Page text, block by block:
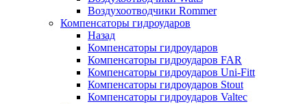
Воздухоотводчики Rommer
Компенсаторы гидроударов
Назад
Компенсаторы гидроударов
Компенсаторы гидроударов FAR
Компенсаторы гидроударов Uni-Fitt
Компенсаторы гидроударов Stout
Компенсаторы гидроударов Valtec